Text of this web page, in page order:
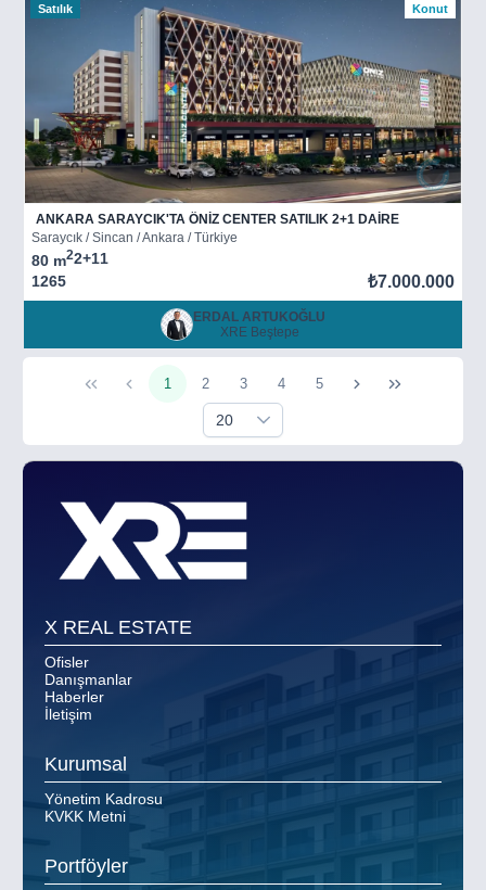
Satılık Konut
ANKARA SARAYCIK'TA ÖNİZ CENTER SATILIK 2+1 DAİRE
Saraycık / Sincan / Ankara / Türkiye
80 m22+11
1265
₺7.000.000
ERDAL ARTUKOĞLU
XRE Beştepe
1 2 3 4 5
20
X REAL ESTATE
Ofisler
Danışmanlar
Haberler
İletişim
Kurumsal
Yönetim Kadrosu
KVKK Metni
Portföyler